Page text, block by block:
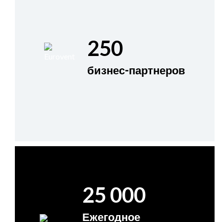
250
бизнес-партнеров
25 000
Ежегодное